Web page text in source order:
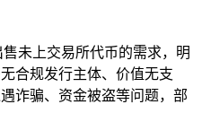
未上交易所代币的需求，明
合规发行主体、价值无支
诈骗、资金被盗等问题，部